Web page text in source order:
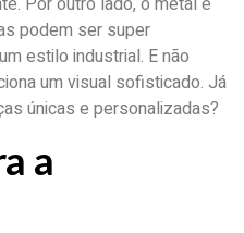
podem ser super
estilo industrial. E não
um visual sofisticado. Já
únicas e personalizadas?
a